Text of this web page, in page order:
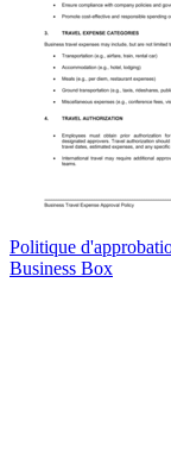
Politique
Business Box